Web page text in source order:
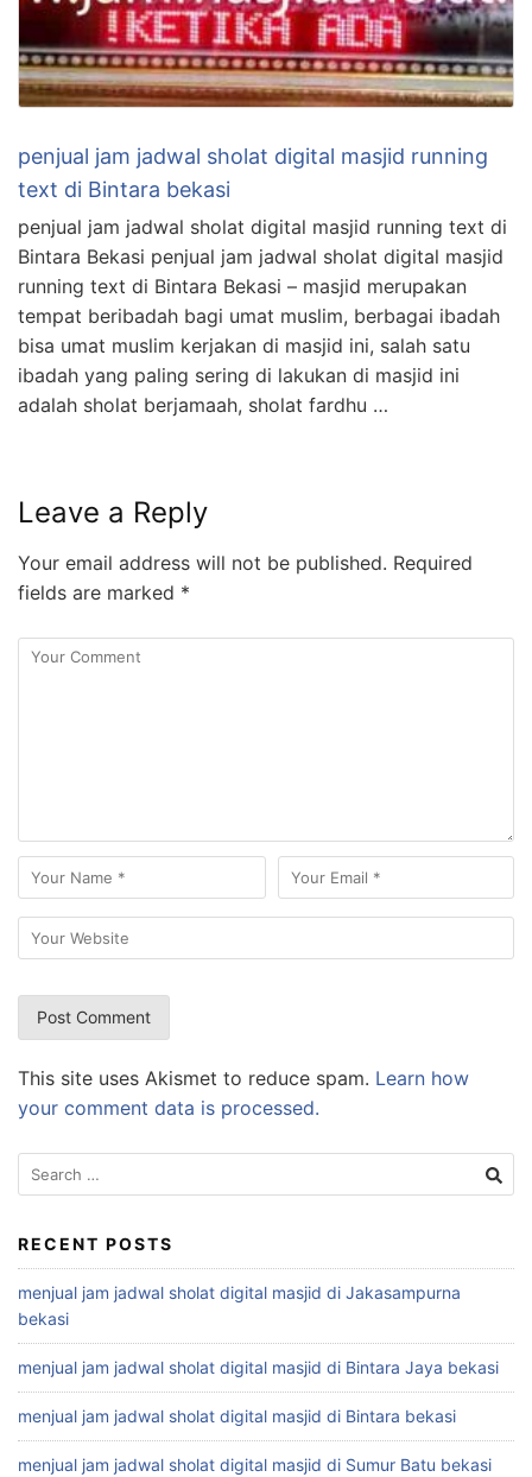
penjual jam jadwal sholat digital masjid running
text di Bintara bekasi
penjual jam jadwal sholat digital masjid running text di
Bintara Bekasi penjual jam jadwal sholat digital masjid
running text di Bintara Bekasi – masjid merupakan
tempat beribadah bagi umat muslim, berbagai ibadah
bisa umat muslim kerjakan di masjid ini, salah satu
ibadah yang paling sering di lakukan di masjid ini
adalah sholat berjamaah, sholat fardhu …
Leave a Reply
Your email address will not be published. Required
fields are marked *
This site uses Akismet to reduce spam. Learn how
your comment data is processed.
Search
for:
RECENT POSTS
menjual jam jadwal sholat digital masjid di Jakasampurna
bekasi
menjual jam jadwal sholat digital masjid di Bintara Jaya bekasi
menjual jam jadwal sholat digital masjid di Bintara bekasi
menjual jam jadwal sholat digital masjid di Sumur Batu bekasi